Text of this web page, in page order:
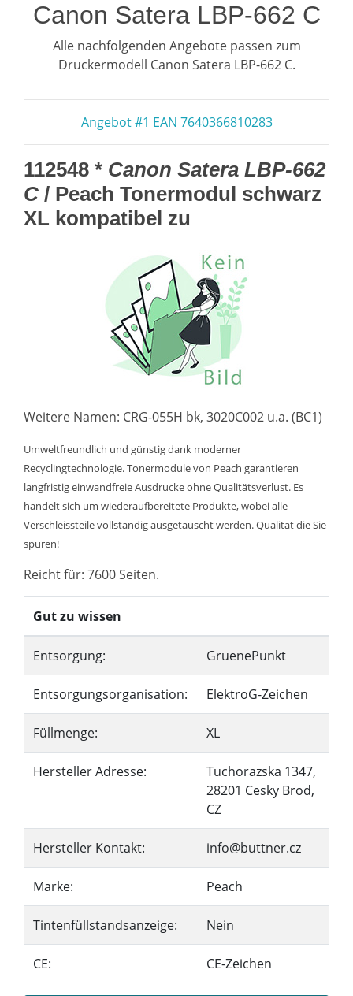
Canon Satera LBP-662 C
Alle nachfolgenden Angebote passen zum
Druckermodell Canon Satera LBP-662 C.
Angebot #1 EAN 7640366810283
112548 * Canon Satera LBP-662
C / Peach Tonermodul schwarz
XL kompatibel zu
Weitere Namen: CRG-055H bk, 3020C002 u.a. (BC1)
Umweltfreundlich und günstig dank moderner
Recyclingtechnologie. Tonermodule von Peach garantieren
langfristig einwandfreie Ausdrucke ohne Qualitätsverlust. Es
handelt sich um wiederaufbereitete Produkte, wobei alle
Verschleissteile vollständig ausgetauscht werden. Qualität die Sie
spüren!
Reicht für: 7600 Seiten.
Gut zu wissen
Entsorgung: GruenePunkt
Entsorgungsorganisation: ElektroG-Zeichen
Füllmenge: XL
Hersteller Adresse:
Tuchorazska 1347,
28201 Cesky Brod,
CZ
Hersteller Kontakt: info@buttner.cz
Marke: Peach
Tintenfüllstandsanzeige: Nein
CE: CE-Zeichen